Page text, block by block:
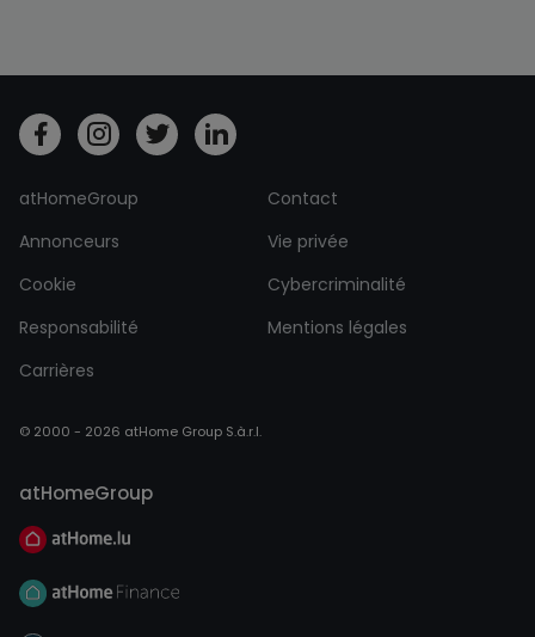
atHomeGroup
Contact
Annonceurs
Vie privée
Cookie
Cybercriminalité
Responsabilité
Mentions légales
Carrières
© 2000 - 2026 atHome Group S.à.r.l.
atHomeGroup